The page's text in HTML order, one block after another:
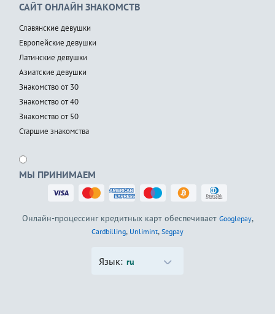
САЙТ ОНЛАЙН ЗНАКОМСТВ
Славянские девушки
Европейские девушки
Латинские девушки
Азиатские девушки
Знакомство от 30
Знакомство от 40
Знакомство от 50
Старшие знакомства
МЫ ПРИНИМАЕМ
Онлайн-процессинг кредитных карт обеспечивает Googlepay,
Cardbilling, Unlimint, Segpay
Язык: ru